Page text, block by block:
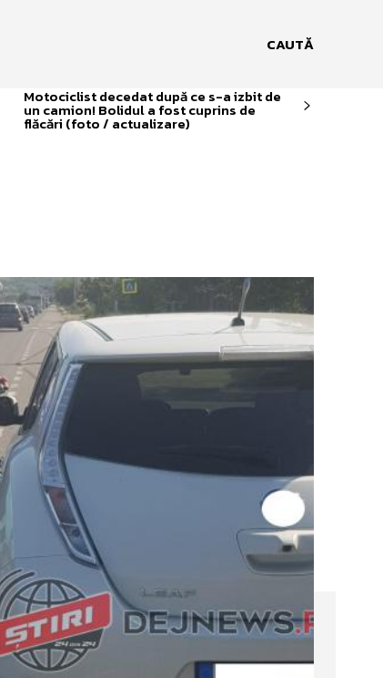
CAUTĂ
Motociclist decedat după ce s-a izbit de
un camion! Bolidul a fost cuprins de
flăcări (foto / actualizare)